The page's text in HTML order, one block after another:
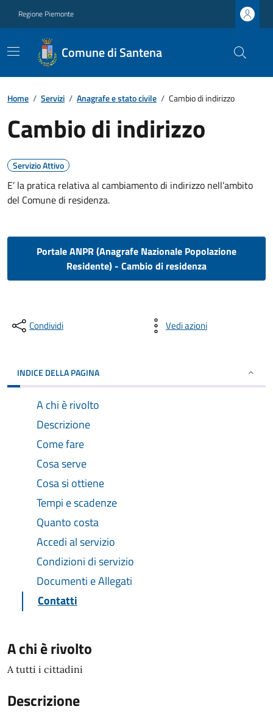
Regione Piemonte
Comune di Santena
Home / Servizi / Anagrafe e stato civile / Cambio di indirizzo
Cambio di indirizzo
Servizio Attivo
E’ la pratica relativa al cambiamento di indirizzo nell’ambito
del Comune di residenza.
Portale ANPR (Anagrafe Nazionale Popolazione
Residente) - Cambio di residenza
Condividi Vedi azioni
INDICE DELLA PAGINA
A chi è rivolto
Descrizione
Come fare
Cosa serve
Cosa si ottiene
Tempi e scadenze
Quanto costa
Accedi al servizio
Condizioni di servizio
Documenti e Allegati
Contatti
A chi è rivolto
A tutti i cittadini
Descrizione